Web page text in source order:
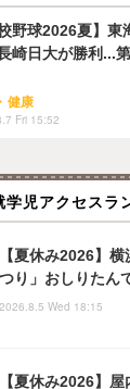
校野球2026夏】
崎日大が勝利...
健康
Fri 15:52
学児アクセスラ
【夏休み2026】
つり」おしりたん
2026.8.5 Wed 18:15
【夏休み2026】